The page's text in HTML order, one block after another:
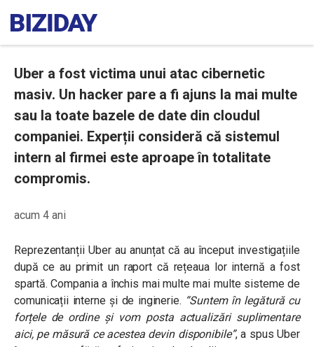
Uber a fost victima unui atac cibernetic
masiv. Un hacker pare a fi ajuns la mai multe
sau la toate bazele de date din cloudul
companiei. Experții consideră că sistemul
intern al firmei este aproape în totalitate
compromis.
acum 4 ani
Reprezentanții Uber au anunțat că au început investigațiile
după ce au primit un raport că rețeaua lor internă a fost
spartă. Compania a închis mai multe mai multe sisteme de
comunicații interne și de inginerie. “Suntem în legătură cu
forțele de ordine și vom posta actualizări suplimentare
aici, pe măsură ce acestea devin disponibile”, a spus Uber